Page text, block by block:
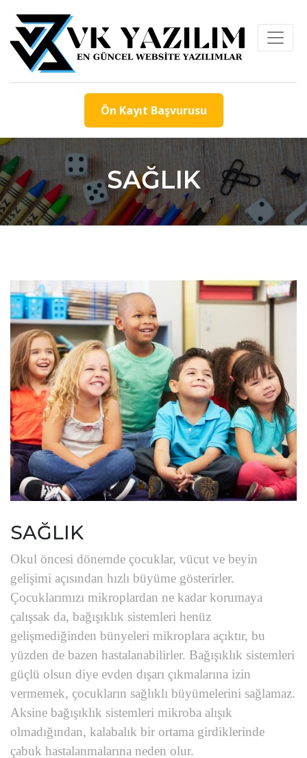
Ön Kayıt Başvurusu
SAĞLIK
SAĞLIK
Okul öncesi dönemde çocuklar, vücut ve beyin
gelişimi açısından hızlı büyüme gösterirler.
Çocuklarımızı mikroplardan ne kadar korumaya
çalışsak da, bağışıklık sistemleri henüz
gelişmediğinden bünyeleri mikroplara açıktır, bu
yüzden de bazen hastalanabilirler. Bağışıklık sistemleri
güçlü olsun diye evden dışarı çıkmalarına izin
vermemek, çocukların sağlıklı büyümelerini sağlamaz.
Aksine bağışıklık sistemleri mikroba alışık
olmadığından, kalabalık bir ortama girdiklerinde
çabuk hastalanmalarına neden olur.